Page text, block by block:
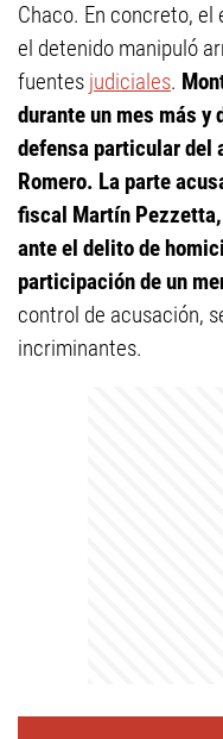
Chaco. En concreto,
el detenido manipuló
fuentes judiciales.
durante un mes más y
defensa particular del
Romero. La parte
fiscal Martín
ante el delito de
participación de un
control de acusación,
incriminantes.